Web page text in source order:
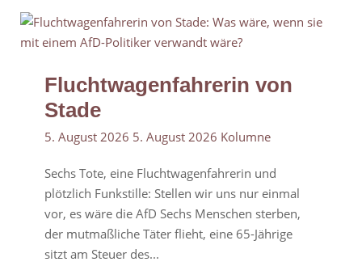
Fluchtwagenfahrerin von
Stade
5. August 2026 5. August 2026 Kolumne
Sechs Tote, eine Fluchtwagenfahrerin und
plötzlich Funkstille: Stellen wir uns nur einmal
vor, es wäre die AfD Sechs Menschen sterben,
der mutmaßliche Täter flieht, eine 65-Jährige
sitzt am Steuer des...